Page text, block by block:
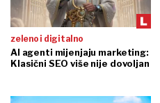
zeleno i digitalno
AI agenti mijenjaju marketing:
Klasični SEO više nije dovoljan